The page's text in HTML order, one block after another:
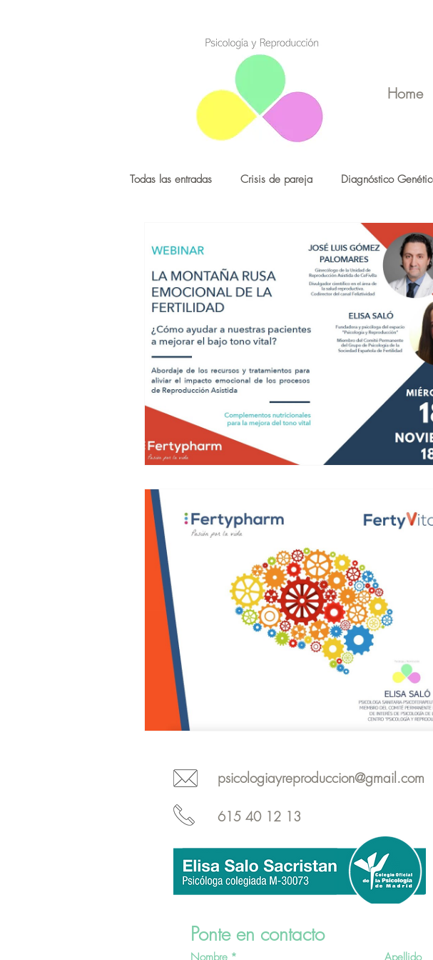
Home
Todas las entradas Crisis de pareja Diagnóstico
Ovodonación
Diagnóstico Genético Preimplantacio Ovodonación
psicologo reproduccion fertilidad
psicologia coronavirua covid-19
trauma psicologaemdr terapiaemdr
psicologiayreproduccion@gmail.com
615 40 12 13
Ponte en contacto
Nombre * Apellido